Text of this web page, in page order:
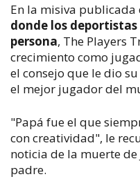
En la misiva
donde los
persona, The Players
crecimiento como
el consejo que le dio
el mejor jugador del
"Papá fue el que
con creatividad", le
noticia de la muerte de
padre.